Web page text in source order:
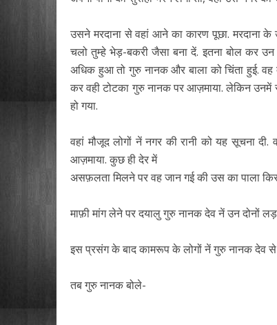
उसने मरदाना से वहां आने का कारण पूछा. मरदाना के
चलो तुम्हे भेड़-बकरी जैसा बना दें. इतना बोल कर
अधिक हुआ तो गुरु नानक और बाला को चिंता हुई. वह
कर वही टोटका गुरु नानक पर आज़माया. लेकिन
हो गया.
वहां मौजूद लोगों नें नगर की रानी को यह सूचना
आज़माया. कुछ ही देर में
असफ़लता मिलने पर वह जान गई की उस का पाला
माफ़ी मांग लेने पर दयालु गुरु नानक देव नें उन दोनों
इस प्रसंग के बाद कामरूप के लोगों नें गुरु नानक देव से
तब गुरु नानक बोले-